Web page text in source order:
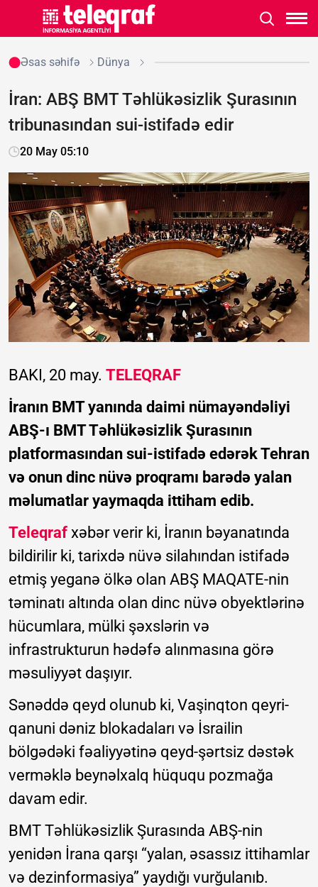
Əsas səhifə Dünya
İran: ABŞ BMT Təhlükəsizlik Şurasının
tribunasından sui-istifadə edir
20 May 05:10
BAKI, 20 may. TELEQRAF
İranın BMT yanında daimi nümayəndəliyi
ABŞ-ı BMT Təhlükəsizlik Şurasının
platformasından sui-istifadə edərək Tehran
və onun dinc nüvə proqramı barədə yalan
məlumatlar yaymaqda ittiham edib.
Teleqraf xəbər verir ki, İranın bəyanatında
bildirilir ki, tarixdə nüvə silahından istifadə
etmiş yeganə ölkə olan ABŞ MAQATE-nin
təminatı altında olan dinc nüvə obyektlərinə
hücumlara, mülki şəxslərin və
infrastrukturun hədəfə alınmasına görə
məsuliyyət daşıyır.
Sənəddə qeyd olunub ki, Vaşinqton qeyri-
qanuni dəniz blokadaları və İsrailin
bölgədəki fəaliyyətinə qeyd-şərtsiz dəstək
verməklə beynəlxalq hüququ pozmağa
davam edir.
BMT Təhlükəsizlik Şurasında ABŞ-nin
yenidən İrana qarşı “yalan, əsassız ittihamlar
və dezinformasiya” yaydığı vurğulanıb.